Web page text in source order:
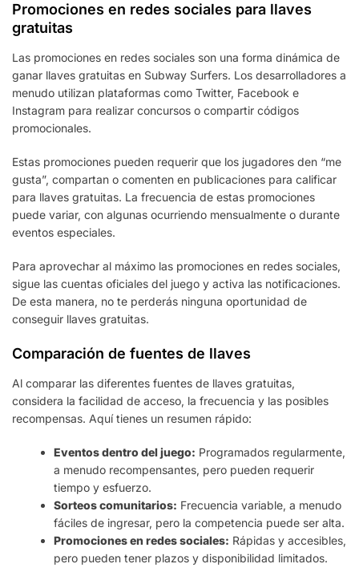
Promociones en redes sociales para llaves
gratuitas
Las promociones en redes sociales son una forma dinámica de
ganar llaves gratuitas en Subway Surfers. Los desarrolladores a
menudo utilizan plataformas como Twitter, Facebook e
Instagram para realizar concursos o compartir códigos
promocionales.
Estas promociones pueden requerir que los jugadores den “me
gusta”, compartan o comenten en publicaciones para calificar
para llaves gratuitas. La frecuencia de estas promociones
puede variar, con algunas ocurriendo mensualmente o durante
eventos especiales.
Para aprovechar al máximo las promociones en redes sociales,
sigue las cuentas oficiales del juego y activa las notificaciones.
De esta manera, no te perderás ninguna oportunidad de
conseguir llaves gratuitas.
Comparación de fuentes de llaves
Al comparar las diferentes fuentes de llaves gratuitas,
considera la facilidad de acceso, la frecuencia y las posibles
recompensas. Aquí tienes un resumen rápido:
Eventos dentro del juego: Programados regularmente,
a menudo recompensantes, pero pueden requerir
tiempo y esfuerzo.
Sorteos comunitarios: Frecuencia variable, a menudo
fáciles de ingresar, pero la competencia puede ser alta.
Promociones en redes sociales: Rápidas y accesibles,
pero pueden tener plazos y disponibilidad limitados.